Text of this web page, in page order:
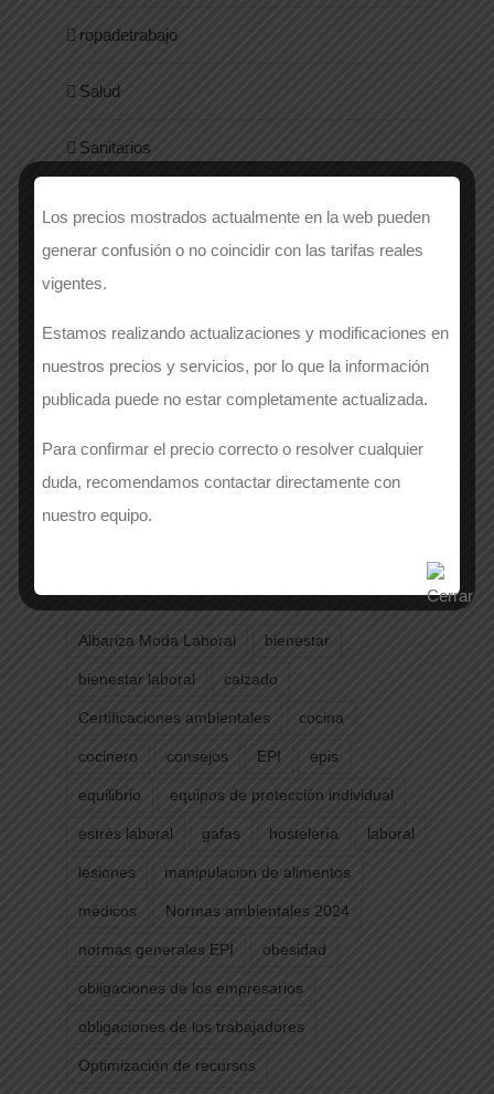
ropadetrabajo
Salud
Sanitarios
Seguridad y Normativa
Style
Women
Albariza Moda Laboral bienestar
bienestar laboral calzado
Certificaciones ambientales cocina
cocinero consejos EPI epis
equilibrio equipos de protección individual
estrés laboral gafas hostelería laboral
lesiones manipulacion de alimentos
médicos Normas ambientales 2024
normas generales EPI obesidad
obligaciones de los empresarios
obligaciones de los trabajadores
Optimización de recursos
Los precios mostrados actualmente en la web pueden
generar confusión o no coincidir con las tarifas reales
vigentes.
Estamos realizando actualizaciones y modificaciones en
nuestros precios y servicios, por lo que la información
publicada puede no estar completamente actualizada.
Para confirmar el precio correcto o resolver cualquier
duda, recomendamos contactar directamente con
nuestro equipo.